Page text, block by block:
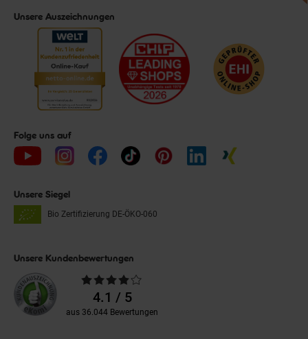
Unsere Auszeichnungen
Folge uns auf
Unsere Siegel
Bio Zertifizierung DE-ÖKO-060
Unsere Kundenbewertungen
Durchschnittliche
Bewertungen4.1 / 5
aus 36.044 Bewertungen